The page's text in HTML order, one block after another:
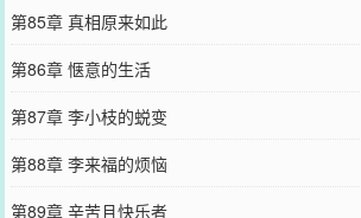
第85章 真相原来如此
第86章 惬意的生活
第87章 李小枝的蜕变
第88章 李来福的烦恼
第89章 辛苦且快乐者